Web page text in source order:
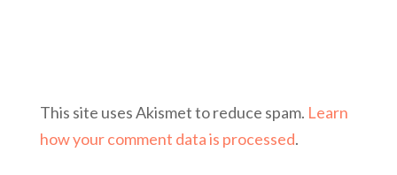
This site uses Akismet to reduce spam. Learn
how your comment data is processed.